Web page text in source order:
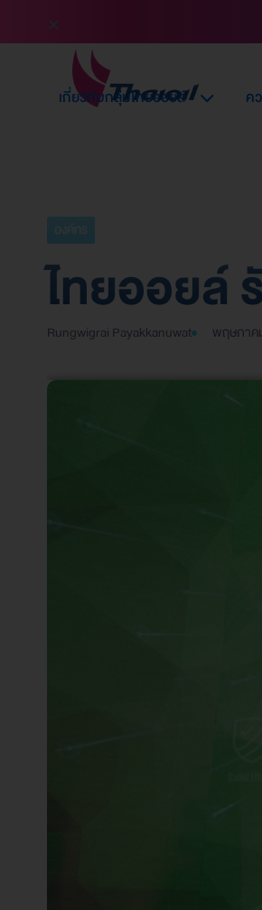
เกี่ยวกับกลุ่มไทยออยล์ ค
องค์กร
ไทยออยล์
Rungwigrai Payakkanuwat พฤษภาค